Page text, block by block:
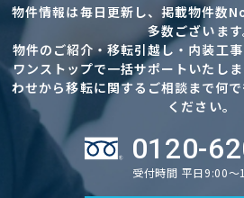
物件情報は毎日更新し、掲載物件数
多数ございます
物件のご紹介・移転引越し・内装工
ワンストップで一括サポートいたし
わせから移転に関するご相談まで何
ください。
0120-
受付時間 平日9:00～